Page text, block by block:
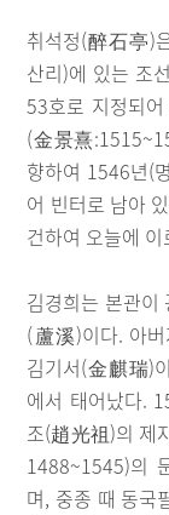
취석정(醉石亭)
산리)에 있는 조
53호로 지정되
(金景熹
향하여 1546년(
어 빈터로 남아
건하여 오늘에
김경희는 본관이
(蘆溪)이다. 아
김기서(金麒瑞)
에서 태어났다.
조(趙光祖)의 제
1488~1545)의
며, 중종 때 동국